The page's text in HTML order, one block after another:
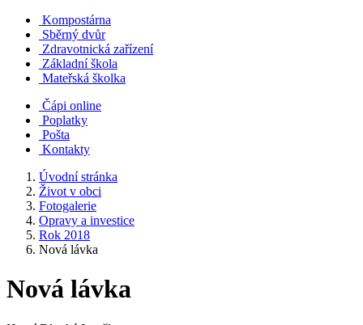
Kompostárna
Sběrný dvůr
Zdravotnická zařízení
Základní škola
Mateřská školka
Čápi online
Poplatky
Pošta
Kontakty
Úvodní stránka
Život v obci
Fotogalerie
Opravy a investice
Rok 2018
Nová lávka
Nová lávka